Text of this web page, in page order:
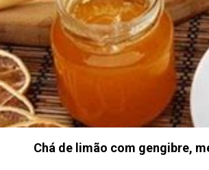
Chá de limão com gengibre,